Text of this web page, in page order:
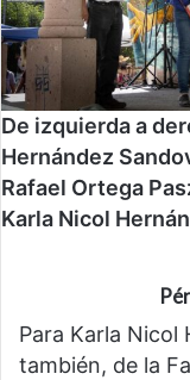
De izquierda a
Hernández
Rafael Ortega
Karla Nicol
Para Karla
también, de la